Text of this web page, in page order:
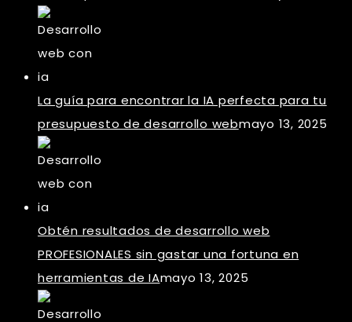
La guía para encontrar la IA perfecta para tu
presupuesto de desarrollo webmayo 13, 2025
Obtén resultados de desarrollo web
PROFESIONALES sin gastar una fortuna en
herramientas de IAmayo 13, 2025